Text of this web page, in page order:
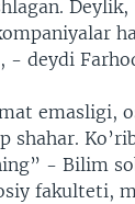
Deylik,
deydi
emasligi,
shahar.
- Bilim
fakulteti,